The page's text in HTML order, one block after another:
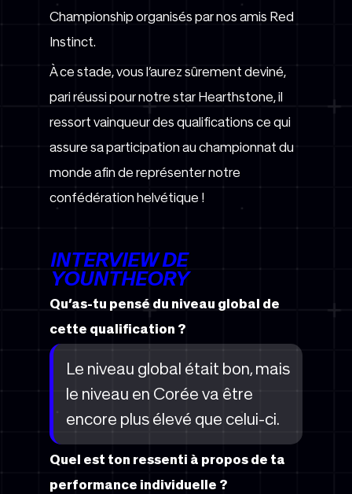
Championship organisés par nos amis Red
Instinct.
À ce stade, vous l’aurez sûrement deviné,
pari réussi pour notre star Hearthstone, il
ressort vainqueur des qualifications ce qui
assure sa participation au championnat du
monde afin de représenter notre
confédération helvétique !
INTERVIEW DE
YOUNTHEORY
Qu’as-tu pensé du niveau global de
cette qualification ?
Le niveau global était bon, mais
le niveau en Corée va être
encore plus élevé que celui-ci.
Quel est ton ressenti à propos de ta
performance individuelle ?